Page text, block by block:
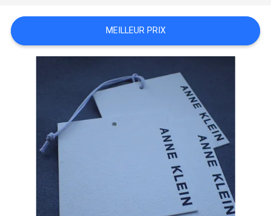
CITATION
PLAN
PRIVACY
POLICY
MEILLEUR PRIX